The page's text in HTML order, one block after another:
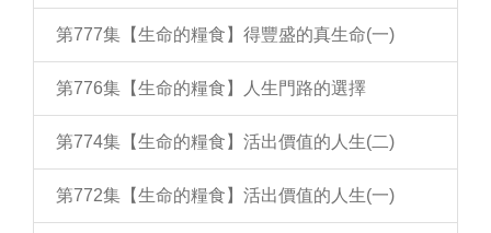
第777集【生命的糧食】得豐盛的真生命(一)
第776集【生命的糧食】人生門路的選擇
第774集【生命的糧食】活出價值的人生(二)
第772集【生命的糧食】活出價值的人生(一)